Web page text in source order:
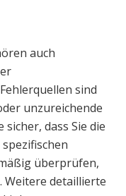
auch
sind
unzureichende
dass Sie die
überprüfen,
Weitere detaillierte